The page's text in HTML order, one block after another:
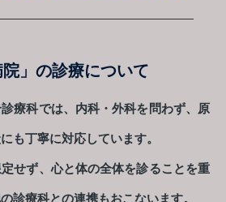
院」の診療について
療科では、内科・外科を問わず、原
も丁寧に対応しています。
せず、心と体の全体を診ることを重
診療科との連携もおこないます。